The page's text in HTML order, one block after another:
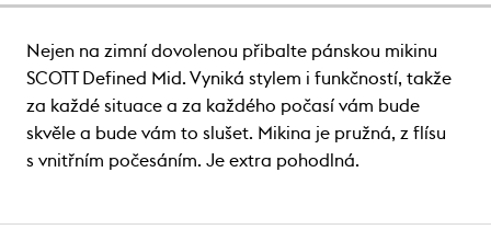
Nejen na zimní dovolenou přibalte pánskou mikinu
SCOTT Defined Mid. Vyniká stylem i funkčností, takže
za každé situace a za každého počasí vám bude
skvěle a bude vám to slušet. Mikina je pružná, z flísu
s vnitřním počesáním. Je extra pohodlná.